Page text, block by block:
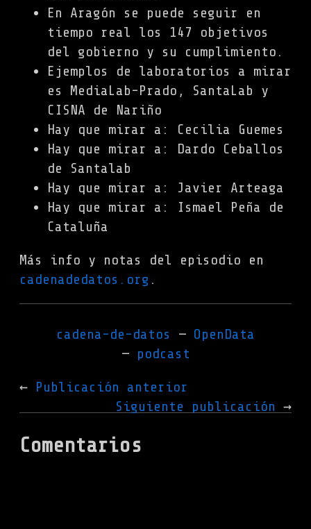
En Aragón se puede seguir en
tiempo real los 147 objetivos
del gobierno y su cumplimiento.
Ejemplos de laboratorios a mirar
es MediaLab-Prado, SantaLab y
CISNA de Nariño
Hay que mirar a: Cecilia Guemes
Hay que mirar a: Dardo Ceballos
de Santalab
Hay que mirar a: Javier Arteaga
Hay que mirar a: Ismael Peña de
Cataluña
Más info y notas del episodio en
cadenadedatos.org .
cadena-de-datos
OpenData
podcast
Publicación anterior
Siguiente publicación
Comentarios